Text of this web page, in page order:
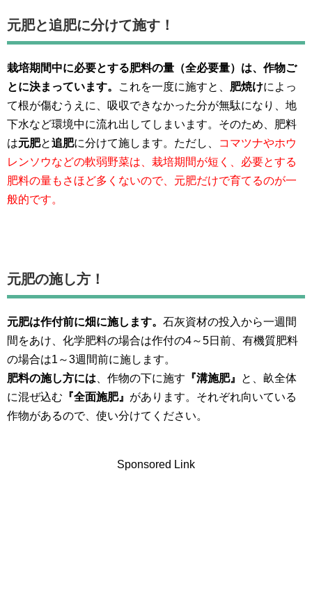
元肥と追肥に分けて施す！
栽培期間中に必要とする肥料の量（全必要量）は、作物ご
とに決まっています。
これを一度に施すと、 肥焼けによっ
て根が傷むうえに、吸収できなかった分が無駄になり、地
下水など環境中に流れ出してしまいます。そのため、肥料
は元肥と追肥に分けて施します。ただし、
コマツナやホウ
レンソウなどの軟弱野菜は、栽培期間が短く、必要とする
肥料の量もさほど多くないので、元肥だけで育てるのが一
般的です。
元肥の施し方！
元肥は作付前に畑に施します。 石灰資材の投入から一週間
間をあけ、化学肥料の場合は作付の4～5日前、有機質肥料
の場合は1～3週間前に施します。
肥料の施し方には 、作物の下に施す 『溝施肥』
と、畝全体
に混ぜ込む 『全面施肥』 があります。それぞれ向いている
作物があるので、使い分けてください。
Sponsored Link